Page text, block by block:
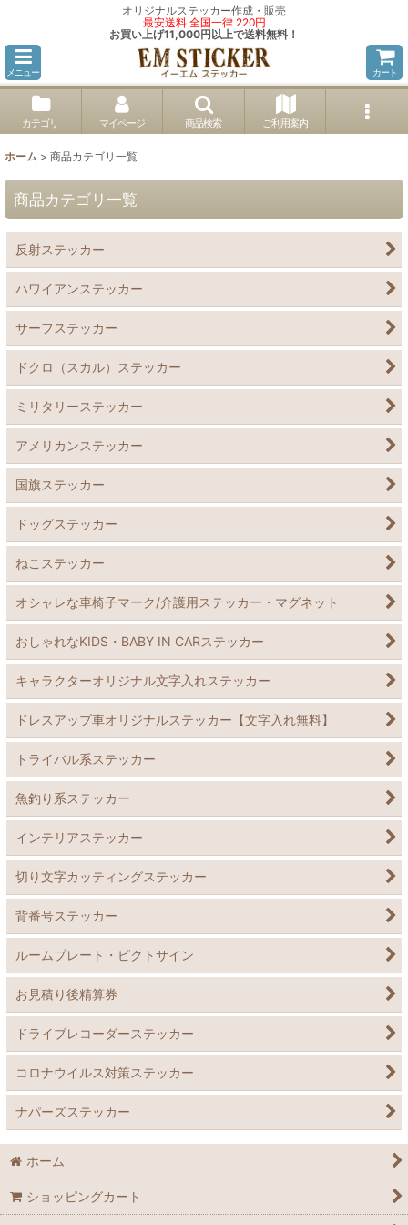
オリジナルステッカー作成・販売
最安送料 全国一律 220円
お買い上げ11,000円以上で送料無料！
メニュー カート
カテゴリ マイページ 商品検索 ご利用案内
ホーム > 商品カテゴリ一覧
商品カテゴリ一覧
反射ステッカー
ハワイアンステッカー
サーフステッカー
ドクロ（スカル）ステッカー
ミリタリーステッカー
アメリカンステッカー
国旗ステッカー
ドッグステッカー
ねこステッカー
オシャレな車椅子マーク/介護用ステッカー・マグネット
おしゃれなKIDS・BABY IN CARステッカー
キャラクターオリジナル文字入れステッカー
ドレスアップ車オリジナルステッカー【文字入れ無料】
トライバル系ステッカー
魚釣り系ステッカー
インテリアステッカー
切り文字カッティングステッカー
背番号ステッカー
ルームプレート・ピクトサイン
お見積り後精算券
ドライブレコーダーステッカー
コロナウイルス対策ステッカー
ナパーズステッカー
ホーム
ショッピングカート